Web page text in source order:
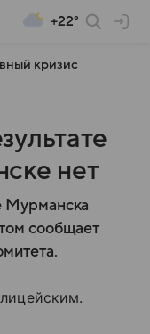
+22°
кризис
нет
Мурманска
сообщает